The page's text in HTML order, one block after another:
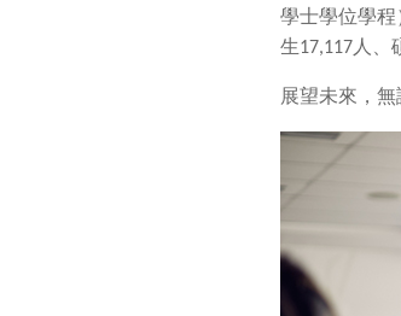
學士學位學程
生17,117人、
展望未來，